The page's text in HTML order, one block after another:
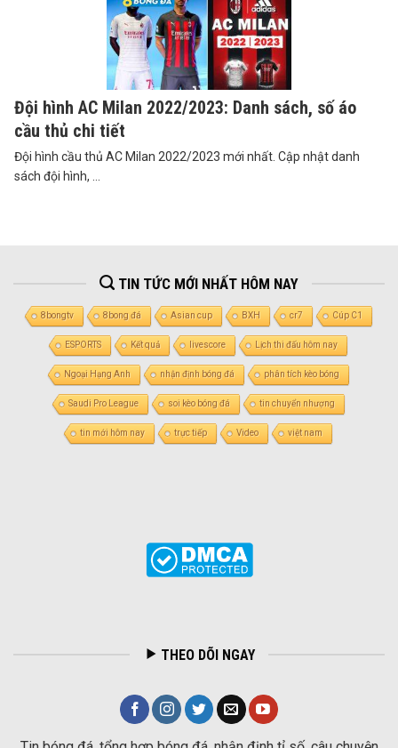
Đội hình AC Milan 2022/2023: Danh sách, số áo
cầu thủ chi tiết
Đội hình cầu thủ AC Milan 2022/2023 mới nhất. Cập nhật danh
sách đội hình, ...
TIN TỨC MỚI NHẤT HÔM NAY
8bongtv 8bong đá Asian cup BXH cr7 Cúp C1
ESPORTS Kết quả livescore Lịch thi đấu hôm nay
Ngoại Hạng Anh nhận định bóng đá phân tích kèo bóng
Saudi Pro League soi kèo bóng đá tin chuyển nhượng
tin mới hôm nay trực tiếp Video việt nam
THEO DÕI NGAY